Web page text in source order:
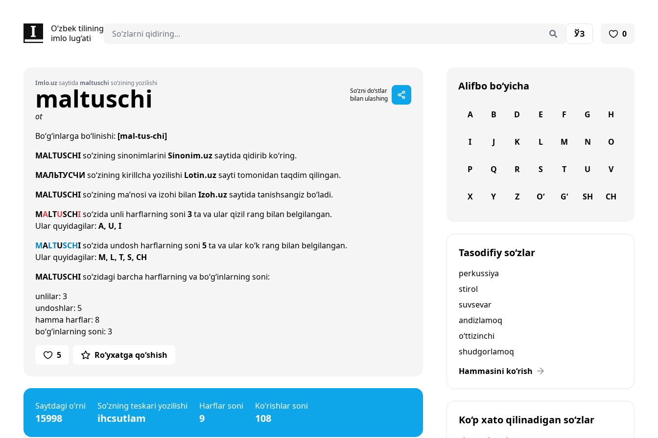
O‘zbek tilining
imlo lug‘ati
ЎЗ 0
Imlo.uzsaytida maltuschi so‘zining yozilishi
maltuschi
So‘zni do‘stlar
bilan ulashing
ot
Bo‘g‘inlarga bo‘linishi: [mal-tus-chi]
MALTUSCHIso‘zining sinonimlarini Sinonim.uzsaytida qidirib ko‘ring.
МАЛЬТУСЧИ so‘zining kirillcha yozilishi Lotin.uzsayti tomonidan taqdim qilingan.
MALTUSCHIso‘zining ma’nosi va izohi bilan Izoh.uzsaytida tanishsangiz bo‘ladi.
MALTUSCHIso‘zida unli harflarning soni 3ta va ular qizil rang bilan belgilangan.
Ular quyidagilar: A, U, I
MALTUSCHIso‘zida undosh harflarning soni 5ta va ular ko‘k rang bilan belgilangan.
Ular quyidagilar: M, L, T, S, CH
MALTUSCHIso‘zidagi barcha harflarning va bo‘g‘inlarning soni:
unlilar: 3
undoshlar: 5
hamma harflar: 8
bo‘g‘inlarning soni: 3
5 Ro‘yxatga qo‘shish
Saytdagi o‘rni
15998
So‘zning teskari yozilishi
ihcsutlam
Harflar soni
9
Ko‘rishlar soni
108
Alifbo bo‘yicha
A B D E F G H
I J K L M N O
P Q R S T U V
X Y Z O‘ G‘ SH CH
Tasodifiy so‘zlar
perkussiya
stirol
suvsevar
andizlamoq
o‘ttizinchi
shudgorlamoq
Hammasini ko‘rish
Ko‘p xato qilinadigan so‘zlar